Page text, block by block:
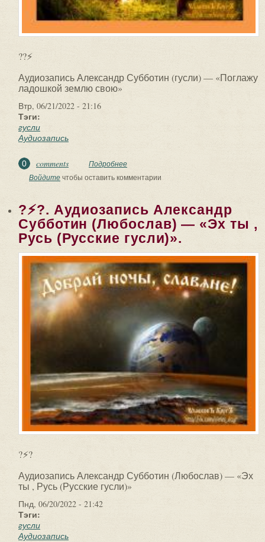
??⚡
Аудиозапись Александр Субботин (гусли) — «Поглажу
ладошкой землю свою»
Втр, 06/21/2022 - 21:16
Тэги:
гусли
Аудиозапись
0 comments Подробнее
Субботин (гусли) — «Поглажу
Войдитечтобы оставить комментарии
?⚡?. Аудиозапись Александр
Субботин (Любослав) — «Эх ты ,
Русь (Русские гусли)».
?⚡?
Аудиозапись Александр Субботин (Любослав) — «Эх
ты , Русь (Русские гусли)»
Пнд, 06/20/2022 - 21:42
Тэги:
гусли
Аудиозапись